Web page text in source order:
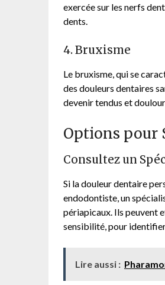
exercée sur les nerfs
dents.
4. Bruxisme
Le bruxisme, qui se
des douleurs dentaires
devenir tendus et
Options pour
Consultez un
Si la douleur dentaire
endodontiste, un
périapicaux. Ils peuvent
sensibilité, pour
Lire aussi :